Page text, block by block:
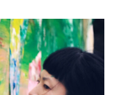
フ、⽚⼭ひろとの⼀夜限
ーをご提供します。群⾺
の料理「上州キュイジー
わせの妙を⽣かした記憶
場でつくる⽫盛りデザー